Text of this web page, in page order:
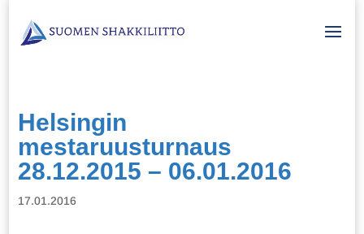
Helsingin
mestaruusturnaus
28.12.2015 – 06.01.2016
17.01.2016